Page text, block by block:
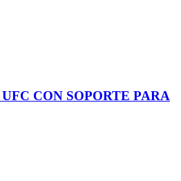
CON SOPORTE PARA